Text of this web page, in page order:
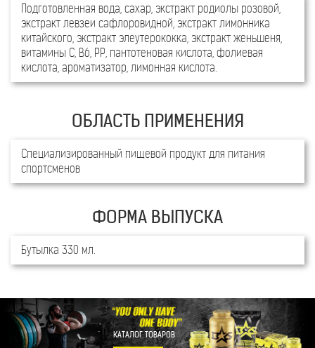
Подготовленная вода, сахар, экстракт родиолы розовой,
экстракт левзеи сафлоровидной, экстракт лимонника
китайского, экстракт элеутерококка, экстракт женьшеня,
витамины C, B6, PP, пантотеновая кислота, фолиевая
кислота, ароматизатор, лимонная кислота.
Специализированный пищевой продукт для питания
спортсменов
Бутылка 330 мл.
КАТАЛОГ ТОВАРОВ